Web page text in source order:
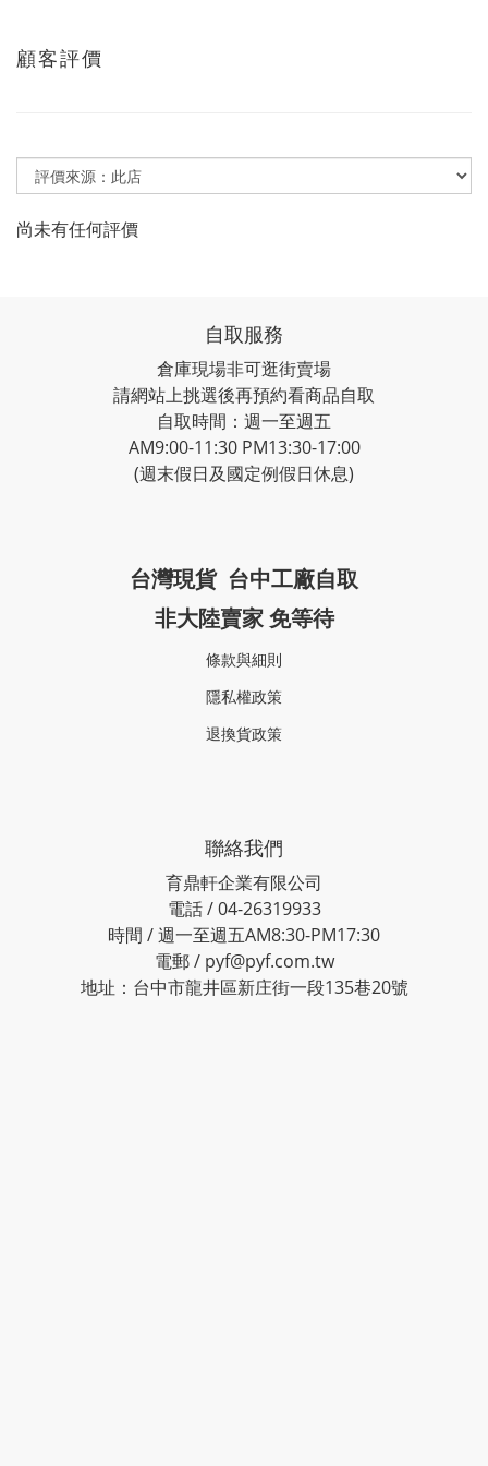
顧客評價
尚未有任何評價
自取服務
倉庫現場非可逛街賣場
請網站上挑選後再預約看商品自取
自取時間：週一至週五
AM9:00-11:30 PM13:30-17:00
(週末假日及國定例假日休息)
台灣現貨 台中工廠自取
非大陸賣家 免等待
條款與細則
隱私權政策
退換貨政策
聯絡我們
育鼎軒企業有限公司
電話 / 04-26319933
時間 / 週一至週五AM8:30-PM17:30
電郵 / pyf@pyf.com.tw
地址：台中市龍井區新庄街一段135巷20號